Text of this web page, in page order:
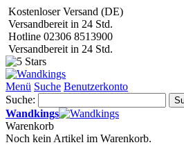
Kostenloser Versand (DE)
Versandbereit in 24 Std.
Hotline 02306 8513900
Versandbereit in 24 Std.
Menü Suche Benutzerkonto
Suche:
Wandkings
Warenkorb
Noch kein Artikel im Warenkorb.